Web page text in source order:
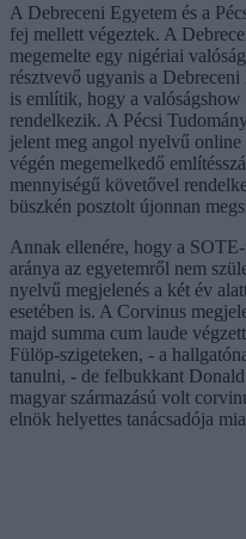
A Debreceni Egyetem és a
fej mellett végeztek. A
megemelte egy nigériai
résztvevő ugyanis a
is említik, hogy a
rendelkezik. A Pécsi
jelent meg angol nyelvű
végén megemelkedő
mennyiségű követővel
büszkén posztolt újonnan
Annak ellenére, hogy a
aránya az egyetemről nem
nyelvű megjelenés a két év
esetében is. A Corvinus
majd summa cum laude
Fülöp-szigeteken, - a
tanulni, - de felbukkant
magyar származású volt
elnök helyettes tanácsadója